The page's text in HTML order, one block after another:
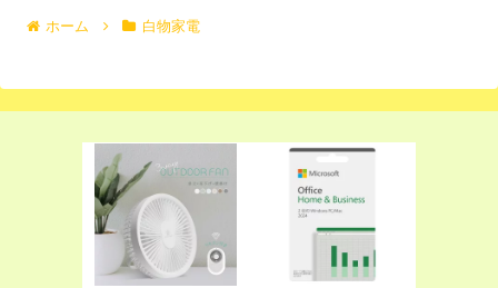
ホーム 白物家電